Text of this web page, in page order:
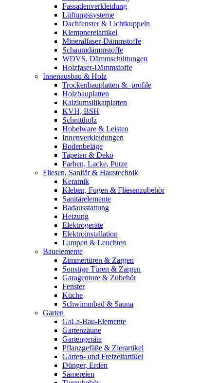
Fassadenverkleidung
Lüftungssysteme
Dachfenster & Lichtkuppeln
Klempnereiartikel
Mineralfaser-Dämmstoffe
Schaumdämmstoffe
WDVS, Dämmschüttungen
Holzfaser-Dämmstoffe
Innenausbau & Holz
Trockenbauplatten & -profile
Holzbauplatten
Kalziumsilikatplatten
KVH, BSH
Schnittholz
Hobelware & Leisten
Innenverkleidungen
Bodenbeläge
Tapeten & Deko
Farben, Lacke, Putze
Fliesen, Sanitär & Haustechnik
Keramik
Kleben, Fugen & Fliesenzubehör
Sanitärelemente
Badausstattung
Heizung
Elektrogeräte
Elektroinstallation
Lampen & Leuchten
Bauelemente
Zimmertüren & Zargen
Sonstige Türen & Zargen
Garagentore & Zubehör
Fenster
Küche
Schwimmbad & Sauna
Garten
GaLa-Bau-Elemente
Gartenzäune
Gartengeräte
Pflanzgefäße & Zierartikel
Garten- und Freizeitartikel
Dünger, Erden
Sämereien